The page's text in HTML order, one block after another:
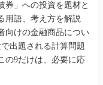
券」への投資を題材と
用語、考え方を解説
向けの金融商品につい
出題される計算問題
の9だけは、必要に応